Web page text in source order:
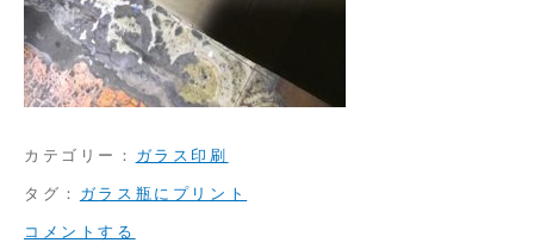
カテゴリー： ガラス印刷
タグ： ガラス瓶にプリント
コメントする